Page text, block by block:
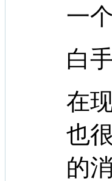
一
白
在
也
的